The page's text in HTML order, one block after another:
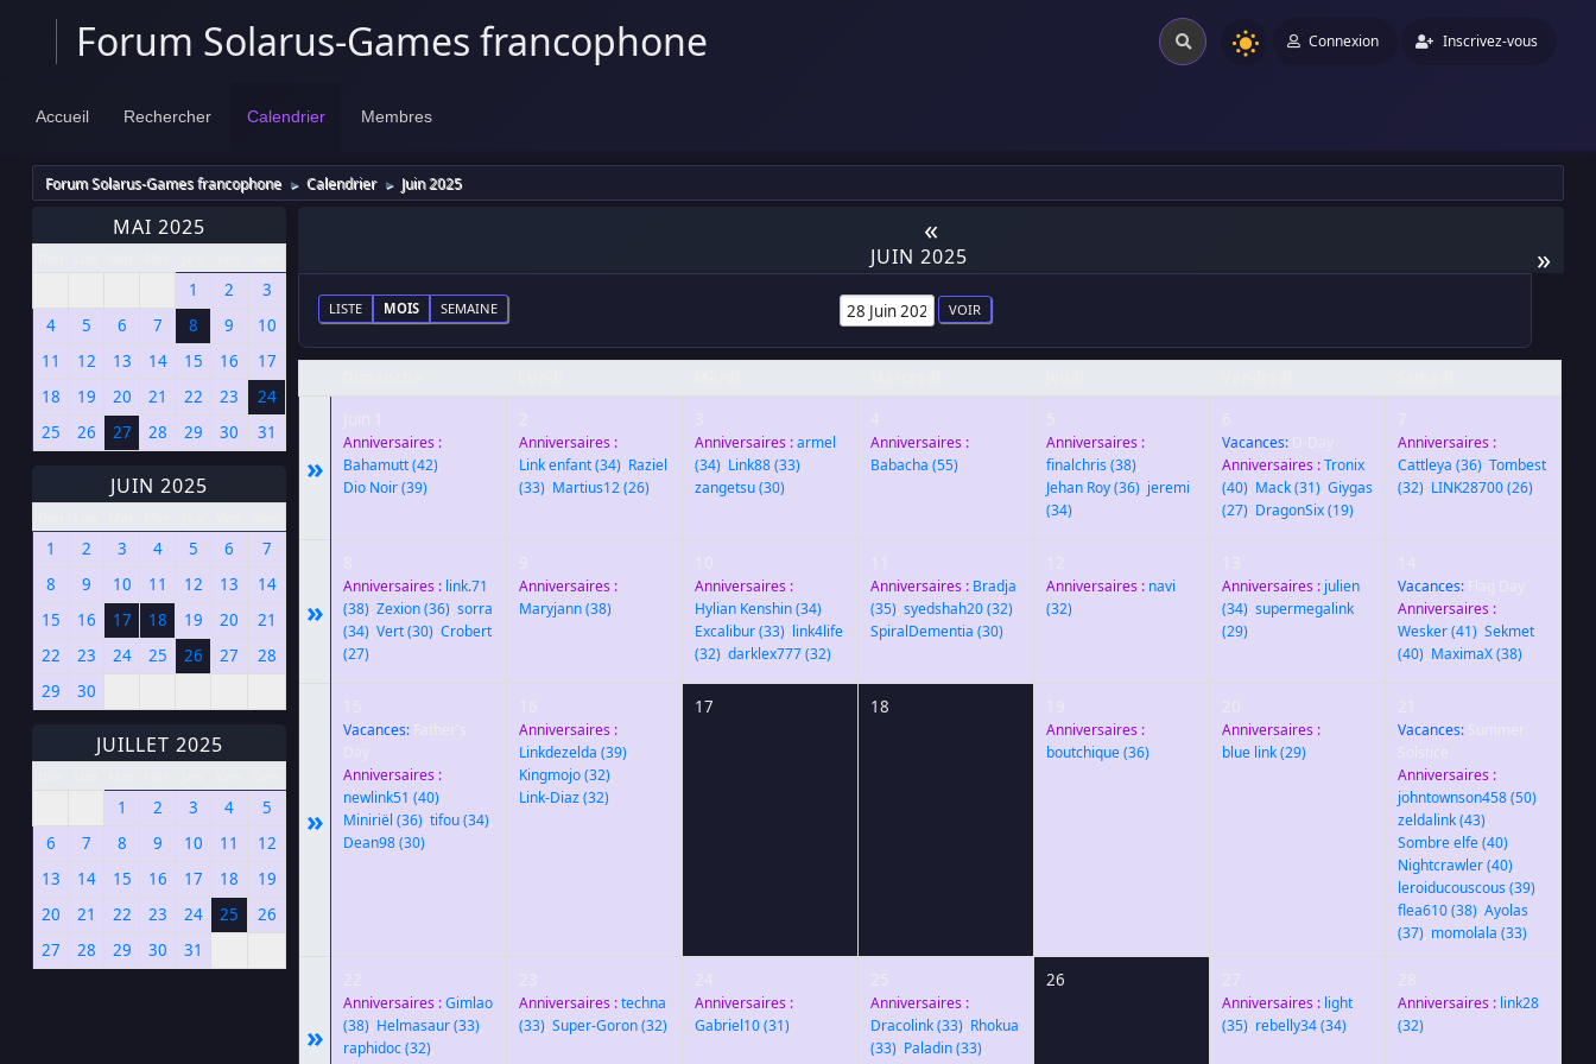
Forum Solarus-Games francophone Connexion Inscrivez-vous
Accueil Rechercher Calendrier Membres
Forum Solarus-Games francophone ► Calendrier ► Juin 2025
MAI 2025
1 2
3
4
5 6 7 8 9
10
11
12 13 14 15 16
17
18
19 20 21 22 23
24
25
26 27 28 29 30 31
JUIN 2025
1 2 3 4 5 6
7
8
9 10 11 12 13
14
15
16 17 18 19 20
21
22
23 24 25 26 27
28
29
30
JUILLET 2025
1 2 3 4
5
6
7 8 9 10 11
12
13
14 15 16 17 18
19
20
21 22 23 24 25
26
27
28 29 30 31
«
»
JUIN 2025
LISTE MOIS SEMAINE
»
Anniversaires :
Bahamutt(42)
Dio Noir(39)
Anniversaires :
Link enfant(34) Raziel
(33) Martius12(26)
Anniversaires :armel
(34) Link88(33)
zangetsu(30)
Anniversaires :
Babacha (55)
Anniversaires :
finalchris (38)
Jehan Roy(36) jeremi
(34)
Vacances:
Anniversaires :Tronix
(40) Mack(31) Giygas
(27) DragonSix(19)
Anniversaires :
Cattleya (36) Tombest
(32) LINK28700(26)
»
Anniversaires : link.71
(38) Zexion(36) sorra
(34) Vert(30) Crobert
(27)
Anniversaires :
Maryjann(38)
Anniversaires :
Hylian Kenshin(34)
Excalibur(33) link4life
(32) darklex777(32)
Anniversaires : Bradja
(35) syedshah20(32)
SpiralDementia (30)
Anniversaires : navi
(32)
Anniversaires : julien
(34) supermegalink
(29)
Vacances:
Anniversaires :
Wesker(41) Sekmet
(40) MaximaX(38)
»
Vacances:
Anniversaires :
newlink51 (40)
Miniriël (36) tifou(34)
Dean98(30)
Anniversaires :
Linkdezelda (39)
Kingmojo(32)
Link-Diaz(32)
17 18
Anniversaires :
boutchique(36)
Anniversaires :
blue link(29)
Vacances:
Anniversaires :
johntownson458(50)
zeldalink(43)
Sombre elfe(40)
Nightcrawler(40)
leroiducouscous (39)
flea610(38) Ayolas
(37) momolala (33)
»
Anniversaires :Gimlao
(38) Helmasaur(33)
raphidoc(32)
Anniversaires :techna
(33) Super-Goron(32)
Anniversaires :
Gabriel10(31)
Anniversaires :
Dracolink(33) Rhokua
(33) Paladin(33)
26
Anniversaires : light
(35) rebelly34(34)
Anniversaires : link28
(32)